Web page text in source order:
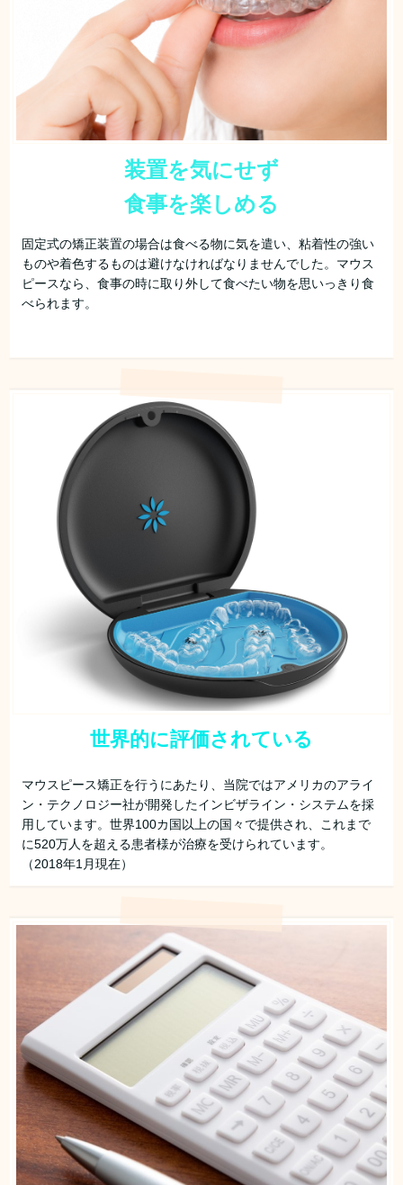
装置を気にせず
食事を楽しめる
固定式の矯正装置の場合は食べる物に気を遣い、粘着性の強い
ものや着色するものは避けなければなりませんでした。マウス
ピースなら、食事の時に取り外して食べたい物を思いっきり食
べられます。
世界的に評価されている
マウスピース矯正を行うにあたり、当院ではアメリカのアライ
ン・テクノロジー社が開発したインビザライン・システムを採
用しています。世界100カ国以上の国々で提供され、これまで
に520万人を超える患者様が治療を受けられています。
（2018年1月現在）